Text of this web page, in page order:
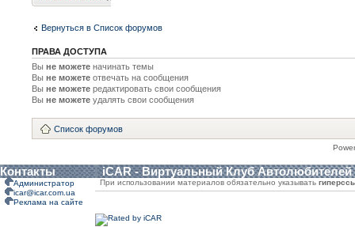
Вернуться в Список форумов
ПРАВА ДОСТУПА
Вы не можете начинать темы
Вы не можете отвечать на сообщения
Вы не можете редактировать свои сообщения
Вы не можете удалять свои сообщения
Список форумов
Контакты iCAR - Виртуальный Клуб Автолюбителей
Администратор
icar@icar.com.ua
Реклама на сайте
При использовании материалов обязательно указывать